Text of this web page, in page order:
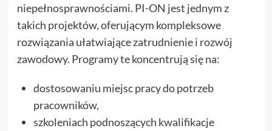
niepełnosprawnościami. PI-ON jest jednym z
takich projektów, oferującym kompleksowe
rozwiązania ułatwiające zatrudnienie i rozwój
zawodowy. Programy te koncentrują się na:
dostosowaniu miejsc pracy do potrzeb
pracowników,
szkoleniach podnoszących kwalifikacje